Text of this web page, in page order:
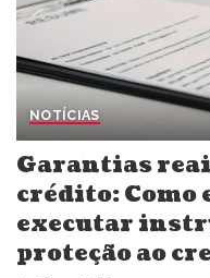
NOTÍCIAS
Garantias
crédito:
executar
proteção ao